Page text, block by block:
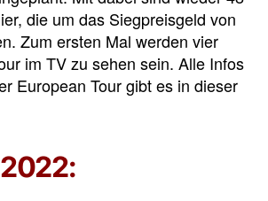
die um das Siegpreisgeld von
Zum ersten Mal werden vier
im TV zu sehen sein. Alle Infos
European Tour gibt es in dieser